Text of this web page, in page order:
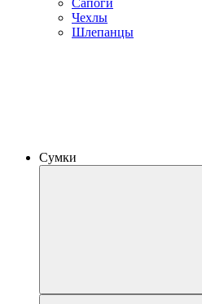
Сапоги
Чехлы
Шлепанцы
Сумки